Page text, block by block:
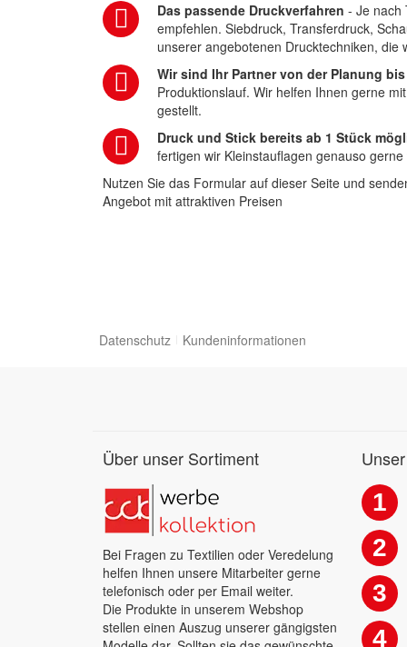
Das passende Druckverfahren - Je nach
empfehlen. Siebdruck, Transferdruck,
unserer angebotenen Drucktechniken,
Wir sind Ihr Partner von der Planung
Produktionslauf. Wir helfen Ihnen gerne
gestellt.
Druck und Stick bereits ab 1 Stück
fertigen wir Kleinstauflagen genauso
Nutzen Sie das Formular auf dieser Seite und
Angebot mit attraktiven Preisen
Datenschutz Kundeninformationen
Über unser Sortiment
Bei Fragen zu Textilien oder Veredelung
helfen Ihnen unsere Mitarbeiter gerne
telefonisch oder per Email weiter.
Die Produkte in unserem Webshop
stellen einen Auszug unserer gängigsten
1
2
3
4